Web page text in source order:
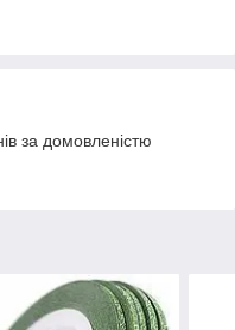
за домовленістю